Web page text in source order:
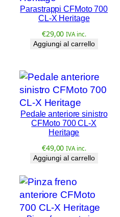
a
n
i
Parastrappi CFMoto 700
CL-X Heritage
€29,00 IVA inc.
Aggiungi al carrello
Pedale anteriore sinistro
CFMoto 700 CL-X
Heritage
€49,00 IVA inc.
Aggiungi al carrello